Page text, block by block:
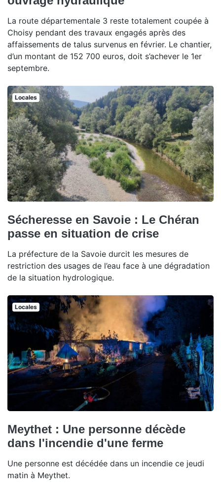
La route départementale 3 reste totalement coupée à
Choisy pendant des travaux engagés après des
affaissements de talus survenus en février. Le chantier,
d’un montant de 152 700 euros, doit s’achever le 1er
septembre.
Locales
Sécheresse en Savoie : Le Chéran
passe en situation de crise
La préfecture de la Savoie durcit les mesures de
restriction des usages de l’eau face à une dégradation
de la situation hydrologique.
Locales
Meythet : Une personne décède
dans l'incendie d'une ferme
Une personne est décédée dans un incendie ce jeudi
matin à Meythet.